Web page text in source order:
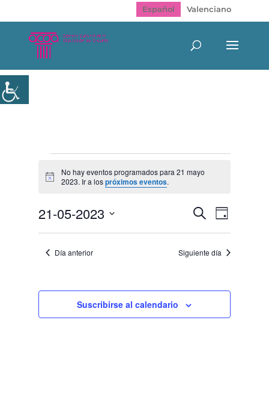
Español Valenciano
en
mayo
2023
Aviso
No hay eventos programados para 21 mayo
2023. Ir a lospróximos eventos.
Navegación
de
búsqueda
y
vistas
Buscar
de
vistas
Evento
Día
21-05-2023
fecha.Día anterior Siguiente día
Suscribirse al calendario